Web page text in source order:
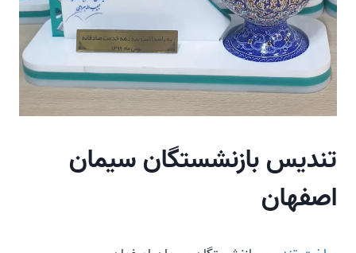
تندیس بازنشستگان سیمان
اصفهان